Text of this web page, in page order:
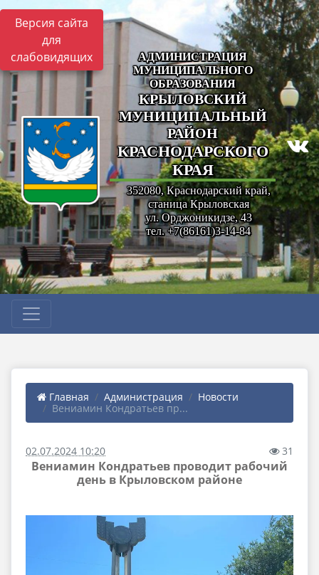
Версия сайта
для
слабовидящих
АДМИНИСТРАЦИЯ
МУНИЦИПАЛЬНОГО
ОБРАЗОВАНИЯ
КРЫЛОВСКИЙ
МУНИЦИПАЛЬНЫЙ
РАЙОН
КРАСНОДАРСКОГО
КРАЯ
352080, Краснодарский край,
станица Крыловская
ул. Орджоникидзе, 43
тел. +7(86161)3-14-84
Главная Администрация
Новости
Вениамин Кондратьев пр...
02.07.2024 10:20 31
Вениамин Кондратьев проводит рабочий
день в Крыловском районе